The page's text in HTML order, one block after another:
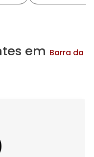
em Barra da